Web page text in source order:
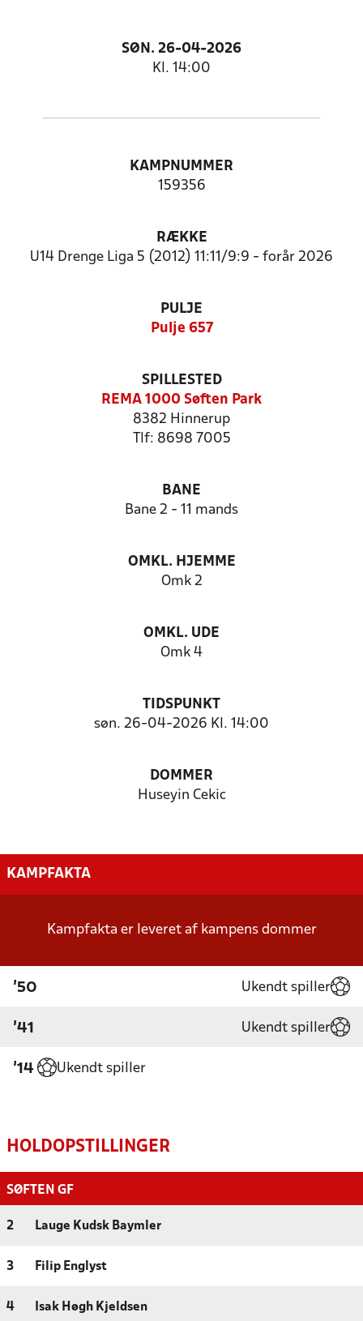
SØN. 26-04-2026
Kl. 14:00
KAMPNUMMER
159356
RÆKKE
U14 Drenge Liga 5 (2012) 11:11/9:9 - forår 2026
PULJE
Pulje 657
SPILLESTED
REMA 1000 Søften Park
8382 Hinnerup
Tlf: 8698 7005
BANE
Bane 2 - 11 mands
OMKL. HJEMME
Omk 2
OMKL. UDE
Omk 4
TIDSPUNKT
søn. 26-04-2026 Kl. 14:00
DOMMER
Huseyin Cekic
KAMPFAKTA
Kampfakta er leveret af kampens dommer
'50 Ukendt spiller
'41 Ukendt spiller
'14 Ukendt spiller
HOLDOPSTILLINGER
SØFTEN GF
2 Lauge Kudsk Baymler
3 Filip Englyst
4 Isak Høgh Kjeldsen